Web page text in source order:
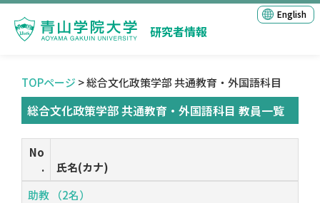
研究者情報
English
TOPページ > 総合文化政策学部 共通教育・外国語科目
総合文化政策学部 共通教育・外国語科目 教員一覧
No
.
氏名(カナ)
助教 （2名）